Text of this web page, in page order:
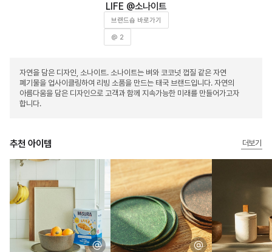
소나이트
브랜드숍 바로가기
@ 2
자연을 담은 디자인, 소나이트. 소나이트는 벼와 코코넛 껍질 같은 자연
폐기물을 업사이클링하여 리빙 소품을 만드는 태국 브랜드입니다. 자연의
아름다움을 담은 디자인으로 고객과 함께 지속가능한 미래를 만들어가고자
합니다.
추천 아이템 더보기